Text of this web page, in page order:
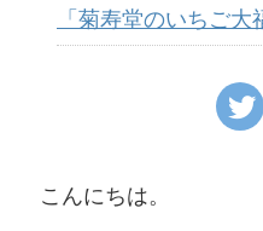
「菊寿堂のいちご大
こんにちは。